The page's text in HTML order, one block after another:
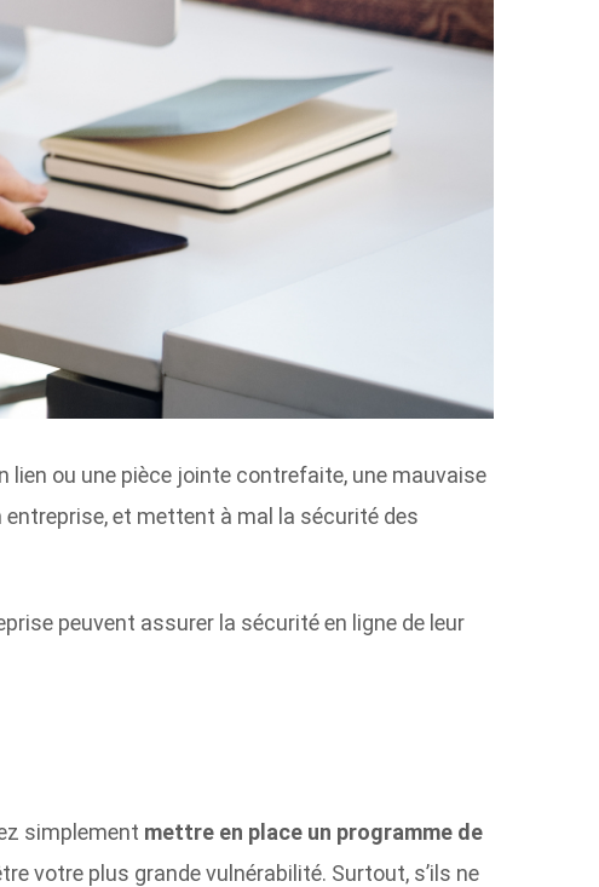
ou une pièce jointe contrefaite, une mauvaise
et mettent à mal la sécurité des
peuvent assurer la sécurité en ligne de leur
simplement mettre en place un programme de
votre plus grande vulnérabilité. Surtout, s’ils ne